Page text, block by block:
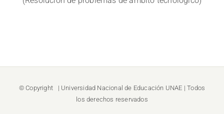
© Copyright | Universidad Nacional de Educación UNAE | Todos
los derechos reservados